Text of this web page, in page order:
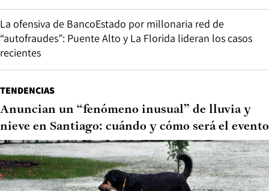
La ofensiva de BancoEstado por millonaria red de
“autofraudes”: Puente Alto y La Florida lideran los casos
recientes
TENDENCIAS
Anuncian un “fenómeno inusual” de lluvia y
nieve en Santiago: cuándo y cómo será el evento